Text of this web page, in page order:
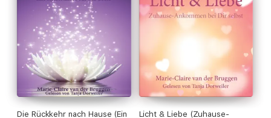
Die Rückkehr nach Hause (Ein
Licht & Liebe (Zuhause-